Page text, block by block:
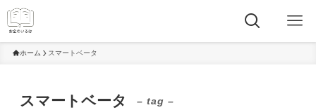
ホーム スマートベータ
スマートベータ – tag –